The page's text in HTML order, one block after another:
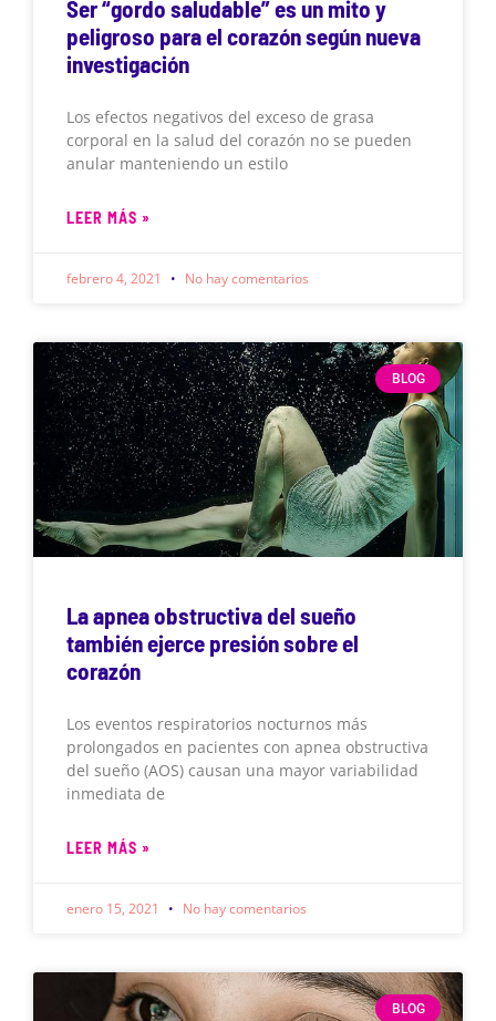
Ser “gordo saludable” es un mito y
peligroso para el corazón según nueva
investigación
Los efectos negativos del exceso de grasa
corporal en la salud del corazón no se pueden
anular manteniendo un estilo
LEER MÁS »
febrero 4, 2021 No hay comentarios
BLOG
La apnea obstructiva del sueño
también ejerce presión sobre el
corazón
Los eventos respiratorios nocturnos más
prolongados en pacientes con apnea obstructiva
del sueño (AOS) causan una mayor variabilidad
inmediata de
LEER MÁS »
enero 15, 2021 No hay comentarios
BLOG